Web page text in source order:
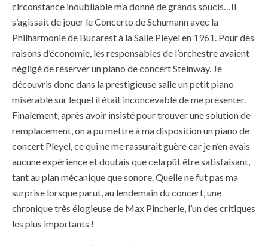
circonstance inoubliable m’a donné de grands soucis…Il
s’agissait de jouer le Concerto de Schumann avec la
Philharmonie de Bucarest à la Salle Pleyel en 1961. Pour des
raisons d’économie, les responsables de l’orchestre avaient
négligé de réserver un piano de concert Steinway. Je
découvris donc dans la prestigieuse salle un petit piano
misérable sur lequel il était inconcevable de me présenter.
Finalement, après avoir insisté pour trouver une solution de
remplacement, on a pu mettre à ma disposition un piano de
concert Pleyel, ce qui ne me rassurait guère car je n’en avais
aucune expérience et doutais que cela pût être satisfaisant,
tant au plan mécanique que sonore. Quelle ne fut pas ma
surprise lorsque parut, au lendemain du concert, une
chronique très élogieuse de Max Pincherle, l’un des critiques
les plus importants !